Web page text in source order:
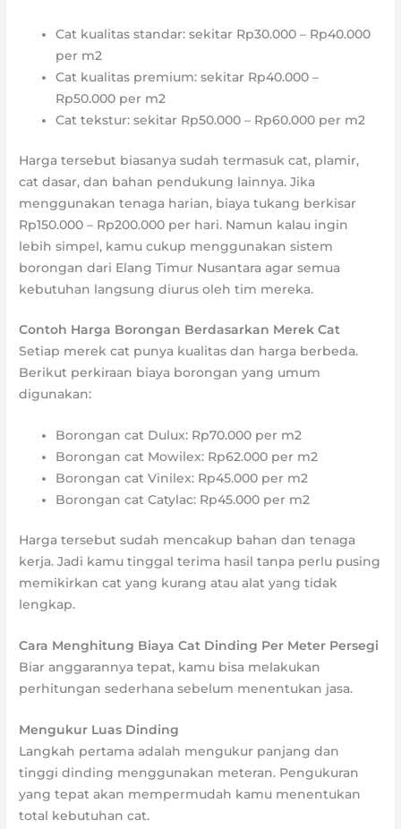
Cat kualitas standar: sekitar Rp30.000 – Rp40.000
per m2
Cat kualitas premium: sekitar Rp40.000 –
Rp50.000 per m2
Cat tekstur: sekitar Rp50.000 – Rp60.000 per m2
Harga tersebut biasanya sudah termasuk cat, plamir,
cat dasar, dan bahan pendukung lainnya. Jika
menggunakan tenaga harian, biaya tukang berkisar
Rp150.000 – Rp200.000 per hari. Namun kalau ingin
lebih simpel, kamu cukup menggunakan sistem
borongan dari Elang Timur Nusantara agar semua
kebutuhan langsung diurus oleh tim mereka.
Contoh Harga Borongan Berdasarkan Merek Cat
Setiap merek cat punya kualitas dan harga berbeda.
Berikut perkiraan biaya borongan yang umum
digunakan:
Borongan cat Dulux: Rp70.000 per m2
Borongan cat Mowilex: Rp62.000 per m2
Borongan cat Vinilex: Rp45.000 per m2
Borongan cat Catylac: Rp45.000 per m2
Harga tersebut sudah mencakup bahan dan tenaga
kerja. Jadi kamu tinggal terima hasil tanpa perlu pusing
memikirkan cat yang kurang atau alat yang tidak
lengkap.
Cara Menghitung Biaya Cat Dinding Per Meter Persegi
Biar anggarannya tepat, kamu bisa melakukan
perhitungan sederhana sebelum menentukan jasa.
Mengukur Luas Dinding
Langkah pertama adalah mengukur panjang dan
tinggi dinding menggunakan meteran. Pengukuran
yang tepat akan mempermudah kamu menentukan
total kebutuhan cat.